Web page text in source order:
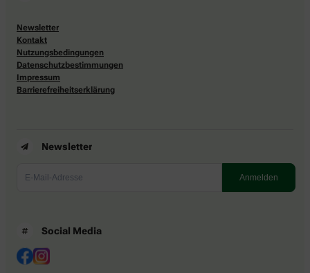
Newsletter
Kontakt
Nutzungsbedingungen
Datenschutzbestimmungen
Impressum
Barrierefreiheitserklärung
Newsletter
Social Media